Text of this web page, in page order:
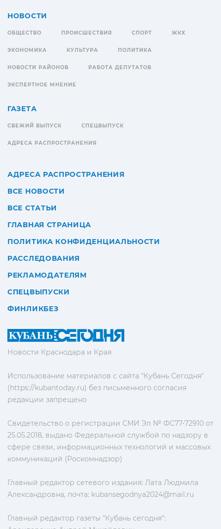
Новости Краснодара и Края
Использование материалов с сайта "Кубань Сегодня"
(https://kubantoday.ru) без письменного согласия
редакции запрещено
Свидетельство о регистрации СМИ Эл № ФС77-72910 от
25.05.2018, выдано Федеральной службой по надзору в
сфере связи, информационных технологий и массовых
коммуникаций (Роскомнадзор)
Главный редактор сетевого издания: Лата Людмила
Александровна, почта: kubansegodnya2024@mail.ru
Главный редактор газеты "Кубань сегодня":
НОВОСТИ
ОБЩЕСТВО ПРОИСШЕСТВИЯ СПОРТ ЖКХ
ЭКОНОМИКА КУЛЬТУРА ПОЛИТИКА
НОВОСТИ РАЙОНОВ РАБОТА ДЕПУТАТОВ
ЭКСПЕРТНОЕ МНЕНИЕ
ГАЗЕТА
СВЕЖИЙ ВЫПУСК СПЕЦВЫПУСК
АДРЕСА РАСПРОСТРАНЕНИЯ
АДРЕСА РАСПРОСТРАНЕНИЯ
ВСЕ НОВОСТИ
ВСЕ СТАТЬИ
ГЛАВНАЯ СТРАНИЦА
ПОЛИТИКА КОНФИДЕНЦИАЛЬНОСТИ
РАССЛЕДОВАНИЯ
РЕКЛАМОДАТЕЛЯМ
СПЕЦВЫПУСКИ
ФИНЛИКБЕЗ